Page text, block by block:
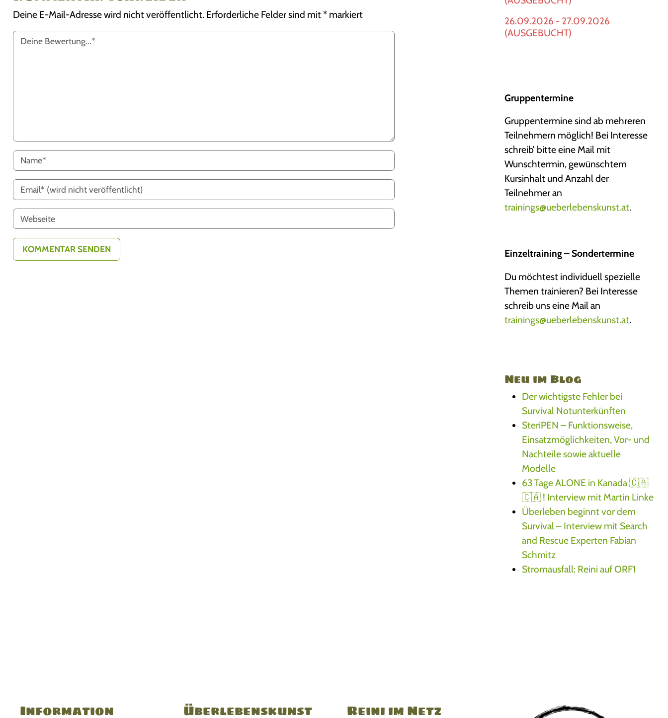
Deine E-Mail-Adresse wird nicht veröffentlicht. Erforderliche Felder sind mit* markiert
26.09.2026 - 27.09.2026
(AUSGEBUCHT)
Gruppentermine
Gruppentermine sind ab mehreren
Teilnehmern möglich! Bei Interesse
schreib’ bitte eine Mail mit
Wunschtermin, gewünschtem
Kursinhalt und Anzahl der
Teilnehmer an
trainings@ueberlebenskunst.at.
Einzeltraining – Sondertermine
Du möchtest individuell spezielle
Themen trainieren? Bei Interesse
schreib uns eine Mail an
trainings@ueberlebenskunst.at.
Neu im Blog
Der wichtigste Fehler bei
Survival Notunterkünften
SteriPEN – Funktionsweise,
Einsatzmöglichkeiten, Vor- und
Nachteile sowie aktuelle
Modelle
63 Tage ALONE in Kanada 🇨🇦
🇨🇦 ! Interview mit Martin Linke
Überleben beginnt vor dem
Survival – Interview mit Search
and Rescue Experten Fabian
Schmitz
Stromausfall: Reini auf ORF1
Information Überlebenskunst Reini im Netz